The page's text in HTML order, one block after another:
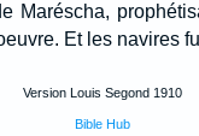
Maréscha,
Et les navires
Version Louis Segond 1910
Bible Hub